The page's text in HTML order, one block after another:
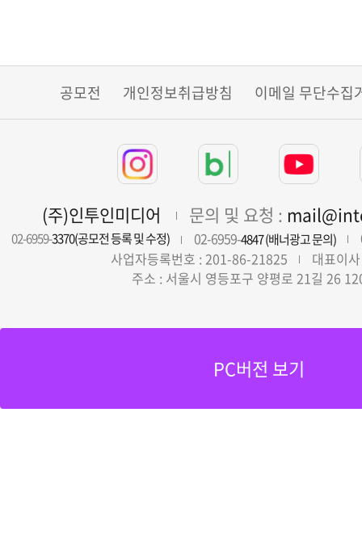
공모전 개인정보취급방침 이메일 무단수집
(주)인투인미디어 문의 및 요청 :
02-6959-3370(공모전 등록 및 수정) 02-6959-4847 (배너광고 문의)
사업자등록번호 : 201-86-21825
대표이
주소 : 서울시 영등포구 양평로 21길 26
PC버전 보기